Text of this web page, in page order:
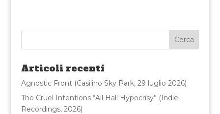
e
b
o
o
k
te
r
l
di
vi
di
Articoli recenti
Agnostic Front (Casilino Sky Park, 29 luglio 2026)
The Cruel Intentions “All Hall Hypocrisy” (Indie
Recordings, 2026)